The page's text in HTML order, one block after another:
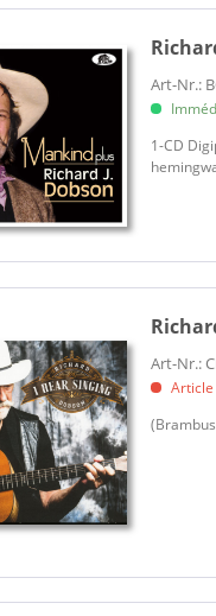
Art-Nr.:
1-CD
Art-Nr.: